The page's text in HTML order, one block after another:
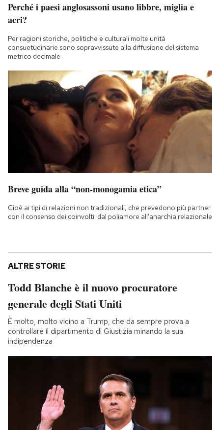
Perché i paesi anglosassoni usano libbre, miglia e
acri?
Per ragioni storiche, politiche e culturali molte unità
consuetudinarie sono sopravvissute alla diffusione del sistema
metrico decimale
Breve guida alla “non-monogamia etica”
Cioè ai tipi di relazioni non tradizionali, che prevedono più partner
con il consenso dei coinvolti: dal poliamore all'anarchia relazionale
ALTRE STORIE
Todd Blanche è il nuovo procuratore
generale degli Stati Uniti
È molto, molto vicino a Trump, che da sempre prova a
controllare il dipartimento di Giustizia minando la sua
indipendenza